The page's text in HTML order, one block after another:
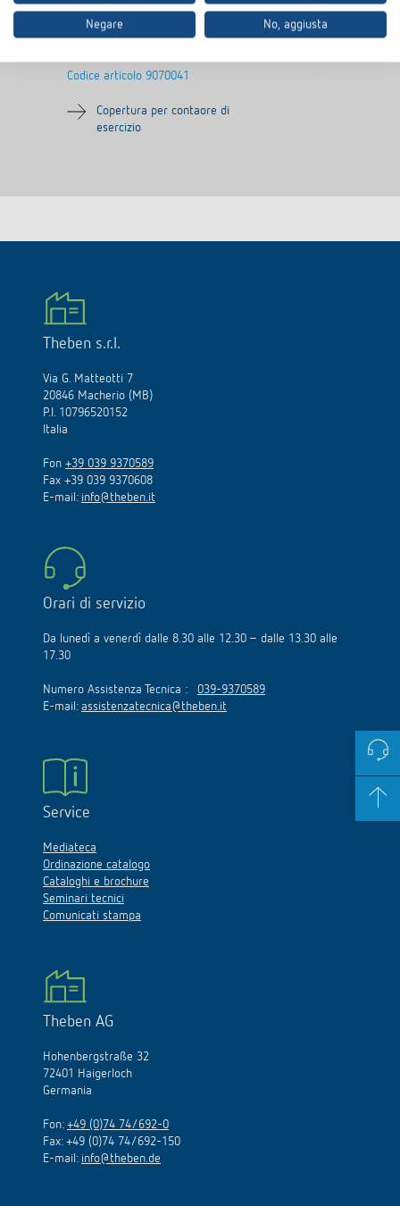
Codice articolo 9070041
Copertura per contaore di
esercizio
Theben s.r.l.
Via G. Matteotti 7
20846 Macherio (MB)
P.I. 10796520152
Italia
Fon +39 039 9370589
Fax +39 039 9370608
E-mail: info@theben.it
Orari di servizio
Da lunedì a venerdì dalle 8.30 alle 12.30 – dalle 13.30 alle
17.30
Numero Assistenza Tecnica : 039-9370589
E-mail: assistenzatecnica@theben.it
Service
Mediateca
Ordinazione catalogo
Cataloghi e brochure
Seminari tecnici
Comunicati stampa
Theben AG
Hohenbergstraße 32
72401 Haigerloch
Germania
Fon: +49 (0)74 74/692-0
Fax: +49 (0)74 74/692-150
E-mail: info@theben.de
Negare No, aggiusta